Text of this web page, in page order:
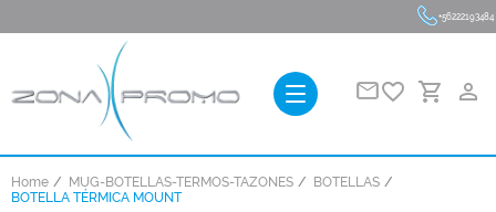
+56222193484
favorite_border person_outline
Home MUG-BOTELLAS-TERMOS-TAZONES
BOTELLAS
BOTELLA TÉRMICA MOUNT